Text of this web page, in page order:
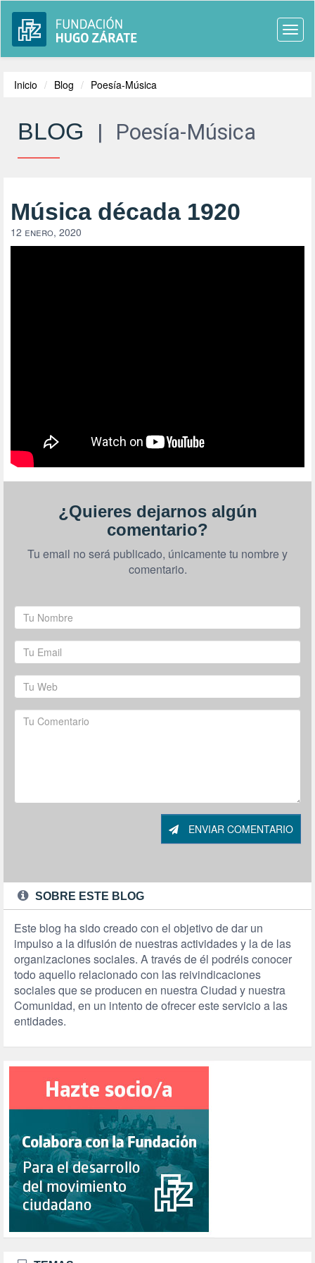
Inicio Blog Poesía-Música
BLOG | Poesía-Música
Música década 1920
12 enero, 2020
¿Quieres dejarnos algún
comentario?
Tu email no será publicado, únicamente tu nombre y
comentario.
ENVIAR COMENTARIO
SOBRE ESTE BLOG
Este blog ha sido creado con el objetivo de dar un
impulso a la difusión de nuestras actividades y la de las
organizaciones sociales. A través de él podréis conocer
todo aquello relacionado con las reivindicaciones
sociales que se producen en nuestra Ciudad y nuestra
Comunidad, en un intento de ofrecer este servicio a las
entidades.